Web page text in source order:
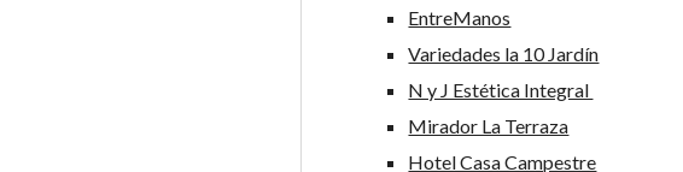
EntreManos
Variedades la 10 Jardín
N y J Estética Integral
Mirador La Terraza
Hotel Casa Campestre